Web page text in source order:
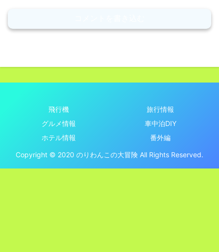
飛行機
旅行情報
グルメ情報
車中泊DIY
ホテル情報
番外編
Copyright © 2020 のりわんこの大冒険 All Rights Reserved.